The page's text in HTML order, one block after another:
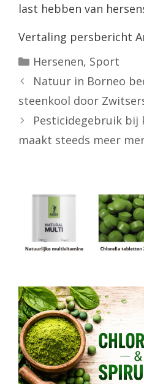
last hebben van
Vertaling persbericht
Categorieën
Hersenen, Sport
Natuur in Borneo
steenkool door
Pesticidegebruik bij
maakt steeds meer